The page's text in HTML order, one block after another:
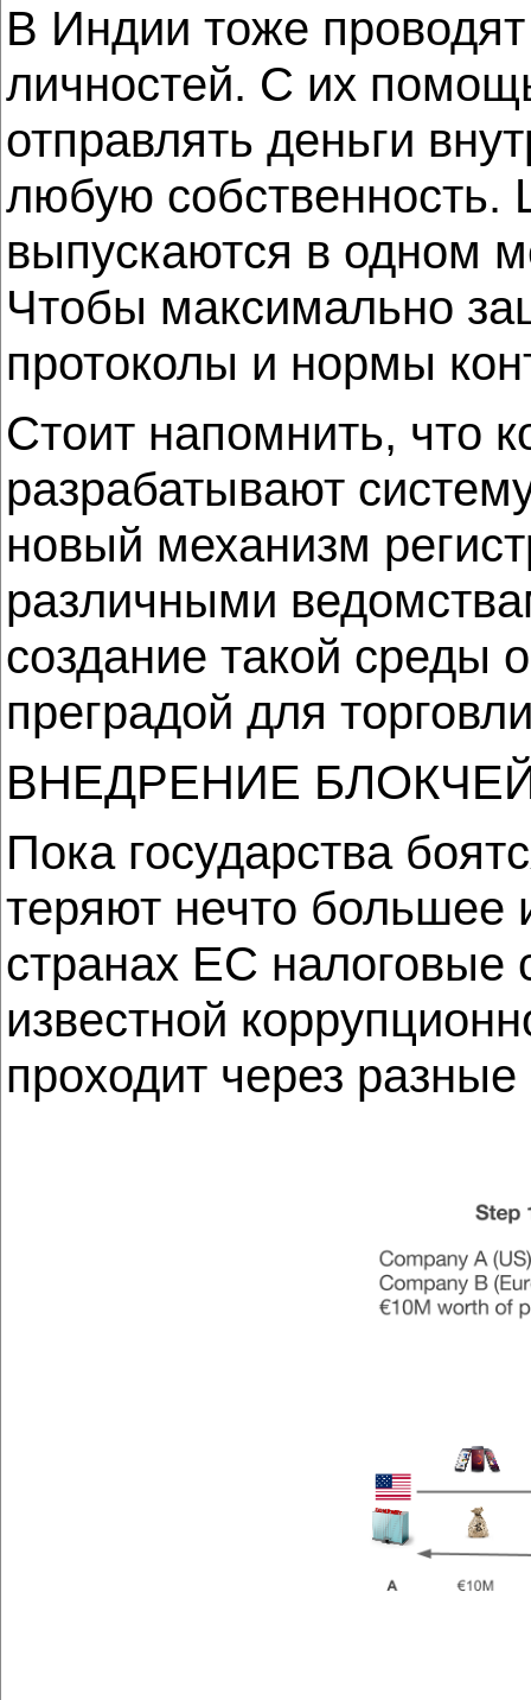
В Индии тоже
личностей. С их
отправлять деньги
любую собственность.
выпускаются в одном
Чтобы максимально
протоколы и нормы
Стоит напомнить, что
разрабатывают
новый механизм
различными
создание такой среды
преградой для
ВНЕДРЕНИЕ
Пока государства
теряют нечто большее
странах ЕС
известной
проходит через